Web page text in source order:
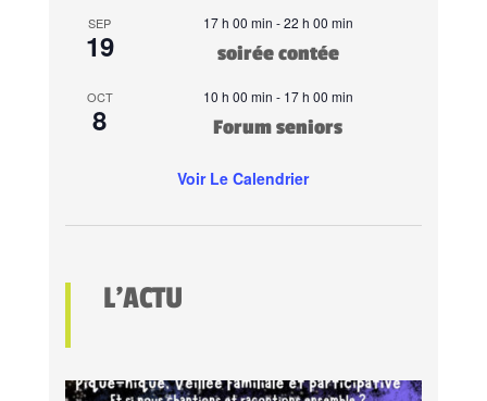
SEP
19
17 h 00 min -22 h 00 min
soirée contée
OCT
8
10 h 00 min - 17 h 00 min
Forum seniors
Voir Le Calendrier
L’ACTU